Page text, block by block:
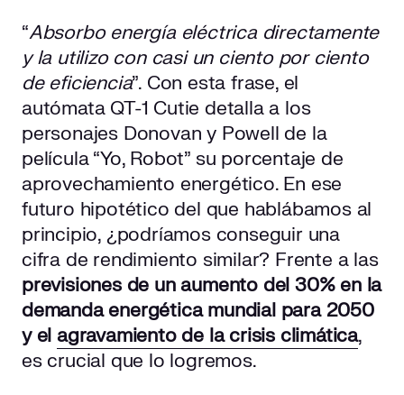
“Absorbo energía eléctrica directamente
y la utilizo con casi un ciento por ciento
de eficiencia”. Con esta frase, el
autómata QT-1 Cutie detalla a los
personajes Donovan y Powell de la
película “Yo, Robot” su porcentaje de
aprovechamiento energético. En ese
futuro hipotético del que hablábamos al
principio, ¿podríamos conseguir una
cifra de rendimiento similar? Frente a las
previsiones de un aumento del 30% en la
demanda energéticamundial para 2050
y el agravamiento de la crisis climática,
es crucial que lo logremos.